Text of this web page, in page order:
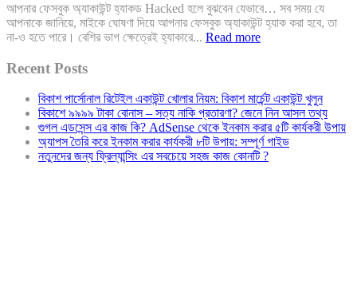
আপনার ফেসবুক অ্যাকাউন্ট হ্যাকড Hacked হলে বুঝবেন যেভাবে… সব সময় যে
আপনাকে জানিয়ে, মাইকে ঘোষণা দিয়ে আপনার ফেসবুক অ্যাকাউন্ট হ্যাক করা হবে, তা
না-ও হতে পারে। বেশির ভাগ ক্ষেত্রেই হ্যাকারে... Read more
Recent Posts
বিকাশ পার্সোনাল রিটেইল একাউন্ট খোলার নিয়ম: বিকাশ মার্চেন্ট একাউন্ট খুলুন
বিকাশে ৯৯৯৯ টাকা বোনাস – সত্য নাকি প্রতারণা? জেনে নিন আসল তথ্য
গুগল এডসেন্স এর কাজ কি? AdSense থেকে ইনকাম করার ৫টি কার্যকরী উপায়
অ্যাপস তৈরি করে ইনকাম করার কার্যকরী ৮টি উপায়: সম্পূর্ণ গাইড
নতুনদের জন্য ফ্রিল্যান্সিং এর সবচেয়ে সহজ কাজ কোনটি ?